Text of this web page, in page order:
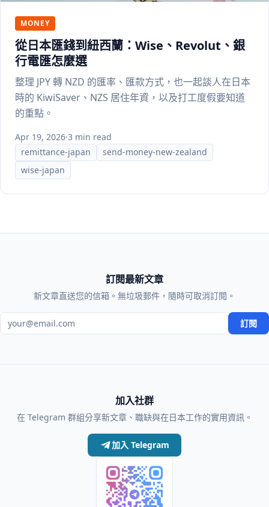
MONEY
從日本匯錢到紐西蘭：Wise、Revolut、銀
行電匯怎麼選
整理 JPY 轉 NZD 的匯率、匯款方式，也一起談人在日本
時的 KiwiSaver、NZS 居住年資，以及打工度假要知道
的重點。
Apr 19, 2026·3 min read
remittance-japan
send-money-new-zealand
wise-japan
訂閱最新文章
新文章直送您的信箱。無垃圾郵件，隨時可取消訂閱。
電子郵件地址 訂閱
加入社群
在 Telegram 群組分享新文章、職缺與在日本工作的實用資訊。
加入 Telegram